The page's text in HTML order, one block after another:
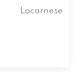
Locarnese